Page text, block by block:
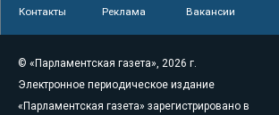
Контакты Реклама Вакансии
© «Парламентская газета», 2026 г.
Электронное периодическое издание
«Парламентская газета» зарегистрировано в